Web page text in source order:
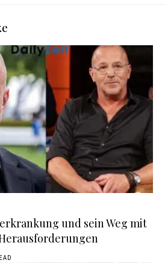
und sein Weg mit